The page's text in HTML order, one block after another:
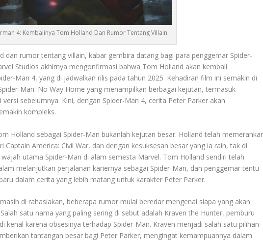
4: Kembalinya Tom Holland Dan Rumor Tentang Villain
dan rumor tentang villain, kabar gembira datang bagi para penggemar Spider-
Studios akhirnya mengonfirmasi bahwa Tom Holland akan kembali
Man 4, yang di jadwalkan rilis pada tahun 2025. Kehadiran film ini semakin di
Man: No Way Home yang menampilkan berbagai kejutan, termasuk
sebelumnya. Kini, dengan Spider-Man 4, cerita Peter Parker akan
kompleks.
Holland sebagai Spider-Man bukanlah kejutan besar. Holland telah
Captain America: Civil War, dan dengan kesuksesan besar yang ia raih, tak di
utama Spider-Man di alam semesta Marvel. Tom Holland sendiri telah
melanjutkan perjalanan kariernya sebagai Spider-Man, dan penggemar tentu
dalam cerita yang lebih matang untuk karakter Peter Parker.
di rahasiakan, beberapa rumor mulai beredar mengenai siapa yang akan
satu nama yang paling sering di sebut adalah Kraven the Hunter, pemburu
kenal karena obsesinya terhadap Spider-Man. Kraven menjadi salah satu pilihan
tantangan besar bagi Peter Parker, mengingat kemampuannya dalam